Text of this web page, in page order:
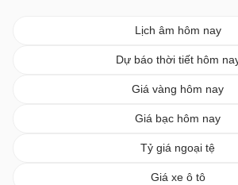
Lịch âm hôm nay
Dự báo thời tiết hôm
Giá vàng hôm nay
Giá bạc hôm nay
Tỷ giá ngoại tệ
Giá xe ô tô